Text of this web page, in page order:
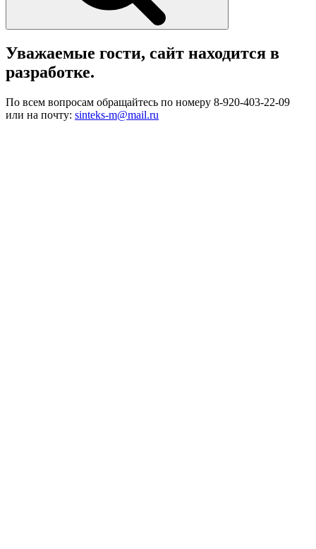
Уважаемые гости, сайт находится в
разработке.
По всем вопросам обращайтесь по номеру 8-920-403-22-09
или на почту: sinteks-m@mail.ru